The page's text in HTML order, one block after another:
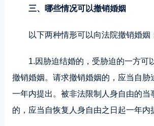
三、哪些情况可以撤销婚姻
以下两种情形可以向法院撤销婚姻
1.因胁迫结婚的，受胁迫的一方可
撤销婚姻。请求撤销婚姻的，应当自胁
一年内提出。被非法限制人身自由的当
的，应当自恢复人身自由之日起一年内